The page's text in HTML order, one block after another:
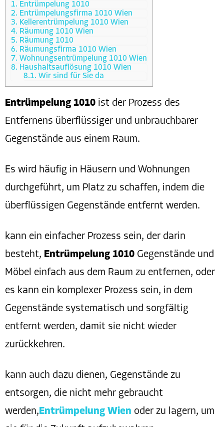
1. Entrümpelung 1010
2. Entrümpelungsfirma 1010 Wien
3. Kellerentrümpelung 1010 Wien
4. Räumung 1010 Wien
5. Räumung 1010
6. Räumungsfirma 1010 Wien
7. Wohnungsentrümpelung 1010 Wien
8. Haushaltsauflösung 1010 Wien
8.1. Wir sind für Sie da
Entrümpelung 1010 ist der Prozess des
Entfernens überflüssiger und unbrauchbarer
Gegenstände aus einem Raum.
Es wird häufig in Häusern und Wohnungen
durchgeführt, um Platz zu schaffen, indem die
überflüssigen Gegenstände entfernt werden.
kann ein einfacher Prozess sein, der darin
besteht, Entrümpelung 1010 Gegenstände und
Möbel einfach aus dem Raum zu entfernen, oder
es kann ein komplexer Prozess sein, in dem
Gegenstände systematisch und sorgfältig
entfernt werden, damit sie nicht wieder
zurückkehren.
kann auch dazu dienen, Gegenstände zu
entsorgen, die nicht mehr gebraucht
werden,Entrümpelung Wien oder zu lagern, um